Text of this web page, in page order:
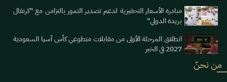
مبادرة الأسعار التحفيزية لدعم تصدير التمور بالتزامن مع "كرنفال
بريدة الدولي"
انطلاق المرحلة الأولى من مقابلات متطوعي كأس آسيا السعودية
2027 في الخبر
من نحنٌ